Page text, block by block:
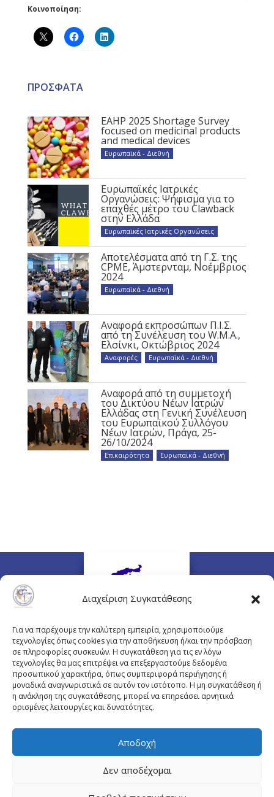
Διαχείριση Συγκατάθεσης
Για να παρέχουμε την καλύτερη εμπειρία, χρησιμοποιούμε
τεχνολογίες όπως cookies για την αποθήκευση ή/και την πρόσβαση
σε πληροφορίες συσκευών. Η συγκατάθεση για τις εν λόγω
τεχνολογίες θα μας επιτρέψει να επεξεργαστούμε δεδομένα
προσωπικού χαρακτήρα, όπως συμπεριφορά περιήγησης ή
μοναδικά αναγνωριστικά σε αυτόν τον ιστότοπο. Η μη συγκατάθεση ή
η ανάκληση της συγκατάθεσης, μπορεί να επηρεάσει αρνητικά
ορισμένες λειτουργίες και δυνατότητες.
Αποδοχή
Δεν αποδέχομαι
Κοινοποίηση:
ΠΡΟΣΦΑΤΑ
EAHP 2025 Shortage Survey
focused on medicinal products
and medical devices
Ευρωπαϊκά - Διεθνή
Ευρωπαϊκές Ιατρικές
Οργανώσεις: Ψήφισμα για το
επαχθές μέτρο του Clawback
στην Ελλάδα
Ευρωπαϊκές Ιατρικές Οργανώσεις
Αποτελέσματα από τη Γ.Σ. της
CPME, Άμστερνταμ, Νοέμβριος
2024
Ευρωπαϊκά - Διεθνή
Αναφορά εκπροσώπων Π.Ι.Σ.
από τη Συνέλευση του W.M.A.,
Ελσίνκι, Οκτώβριος 2024
Αναφορές Ευρωπαϊκά - Διεθνή
Αναφορά από τη συμμετοχή
του Δικτύου Νέων Ιατρών
Ελλάδας στη Γενική Συνέλευση
του Ευρωπαϊκού Συλλόγου
Νέων Ιατρών, Πράγα, 25-
26/10/2024
Επικαιρότητα Ευρωπαϊκά - Διεθνή
Πλουτάρχου 3, 10675 Αθήνα
Email επικοινωνίας:pisinfo@pis.gr